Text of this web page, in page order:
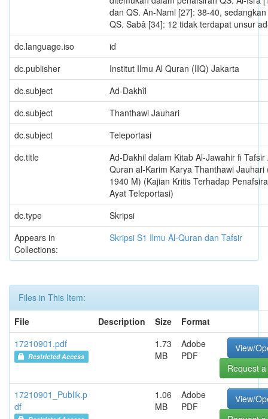
dan QS. An-Naml [27]: 38-40,
QS. Sabâ [34]: 12 tidak terdapat unsur
dc.language.iso
id
dc.publisher
Institut Ilmu Al Quran (IIQ) Jakarta
dc.subject
Ad-Dakhîl
dc.subject
Thanthawi Jauhari
dc.subject
Teleportasi
dc.title
Ad-Dakhil dalam Kitab Al-Jawahir fi Tafsir
Quran al-Karim Karya Thanthawi Jauhari
1940 M) (Kajian Kritis Terhadap
Ayat Teleportasi)
dc.type
Skripsi
Appears in
Collections:
Skripsi S1 Ilmu Al-Quran dan Tafsir
Files in This Item:
File
Description Size
Format
17210901.pdf
Restricted Access
1.73
MB
Adobe
PDF
View/
Request
17210901_Publik.p
df
1.06
MB
Adobe
PDF
View/